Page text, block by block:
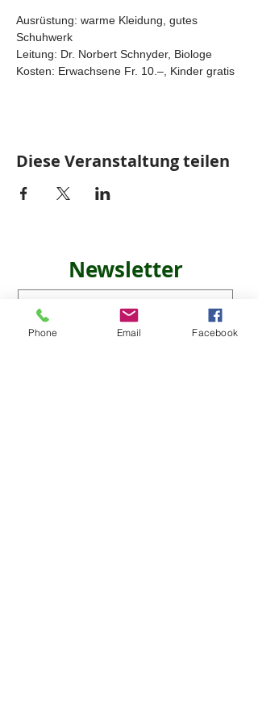
Ausrüstung: warme Kleidung, gutes
Schuhwerk
Leitung: Dr. Norbert Schnyder, Biologe
Kosten: Erwachsene Fr. 10.–, Kinder gratis
Diese Veranstaltung teilen
Newsletter
Phone Email Facebook